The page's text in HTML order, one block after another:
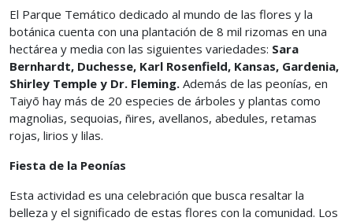
El Parque Temático dedicado al mundo de las flores y la
botánica cuenta con una plantación de 8 mil rizomas en una
hectárea y media con las siguientes variedades: Sara
Bernhardt, Duchesse, Karl Rosenfield, Kansas, Gardenia,
Shirley Temple y Dr. Fleming. Además de las peonías, en
Taiyō hay más de 20 especies de árboles y plantas como
magnolias, sequoias, ñires, avellanos, abedules, retamas
rojas, lirios y lilas.
Fiesta de la Peonías
Esta actividad es una celebración que busca resaltar la
belleza y el significado de estas flores con la comunidad. Los